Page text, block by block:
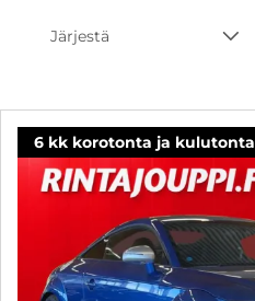
Järjestä
6 kk korotonta ja kulutonta